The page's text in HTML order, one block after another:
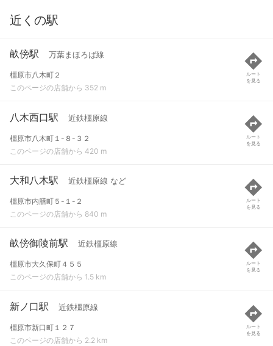
近くの駅
畝傍駅 万葉まほろば線
橿原市八木町２
このページの店舗から 352 m
ルート
を見る
八木西口駅 近鉄橿原線
橿原市八木町１-８-３２
このページの店舗から 420 m
ルート
を見る
大和八木駅 近鉄橿原線 など
橿原市内膳町５-１-２
このページの店舗から 840 m
ルート
を見る
畝傍御陵前駅 近鉄橿原線
橿原市大久保町４５５
このページの店舗から 1.5 km
ルート
を見る
新ノ口駅 近鉄橿原線
橿原市新口町１２７
このページの店舗から 2.2 km
ルート
を見る